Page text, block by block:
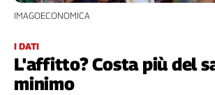
Culture
Categorie
Filcams
Filctem
I DATI
L'affitto? Costa più del
minimo
IMAGOECONOMICA